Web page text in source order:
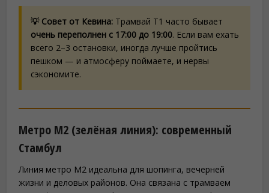
💡 Совет от Кевина: Трамвай T1 часто бывает
очень переполнен с 17:00 до 19:00. Если вам ехать
всего 2–3 остановки, иногда лучше пройтись
пешком — и атмосферу поймаете, и нервы
сэкономите.
Метро M2 (зелёная линия): современный
Стамбул
Линия метро M2 идеальна для шопинга, вечерней
жизни и деловых районов. Она связана с трамваем